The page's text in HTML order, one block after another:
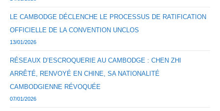
LE CAMBODGE DÉCLENCHE LE PROCESSUS DE RATIFICATION
OFFICIELLE DE LA CONVENTION UNCLOS
13/01/2026
RÉSEAUX D’ESCROQUERIE AU CAMBODGE : CHEN ZHI
ARRÊTÉ, RENVOYÉ EN CHINE, SA NATIONALITÉ
CAMBODGIENNE RÉVOQUÉE
07/01/2026